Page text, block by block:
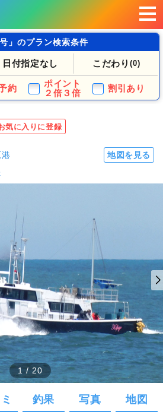
号」のプラン検索条件
日付指定なし こだわり (0)
約
ポイント
２倍３倍
割引あり
気に入りに登録
港 地図を見る
1 / 20
釣果 写真 地図